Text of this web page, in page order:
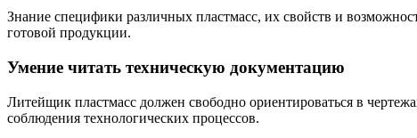
Знание специфики различных пластмасс, их свойств и
готовой продукции.
Умение читать техническую документацию
Литейщик пластмасс должен свободно ориентироваться в
соблюдения технологических процессов.